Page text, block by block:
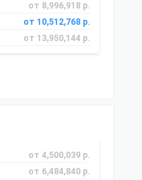
от 8,996,918 р.
от 10,512,768 р.
от 13,950,144 р.
от 4,500,039 р.
от 6,484,840 р.